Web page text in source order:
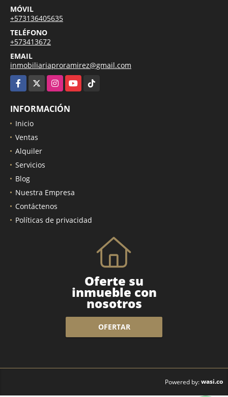
MÓVIL
+573136405635
TELÉFONO
+573413672
EMAIL
inmobiliariaproramirez@gmail.com
Facebook
InstagramYouTubeTikTok
INFORMACIÓN
Inicio
Ventas
Alquiler
Servicios
Blog
Nuestra Empresa
Contáctenos
Políticas de privacidad
Oferte su
inmueble con
nosotros
OFERTAR
Powered by:wasi.co